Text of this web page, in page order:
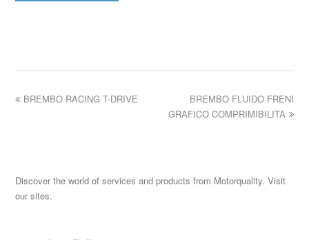
BREMBO FLUIDO FRENI
GRAFICO COMPRIMIBILITA
BREMBO RACING T-DRIVE
Discover the world of services and products from Motorquality. Visit
our sites.